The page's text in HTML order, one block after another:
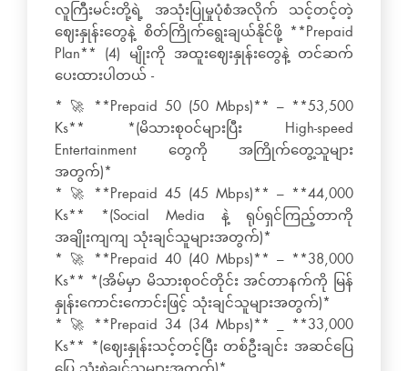
လူကြီးမင်းတို့ရဲ့ အသုံးပြုမှုပုံစံအလိုက် သင့်တင့်တဲ့
ဈေးနှုန်းတွေနဲ့ စိတ်ကြိုက်ရွေးချယ်နိုင်ဖို့ **Prepaid
Plan** (4) မျိုးကို အထူးဈေးနှုန်းတွေနဲ့ တင်ဆက်
ပေးထားပါတယ် -
* 🚀 **Prepaid 50 (50 Mbps)** – **53,500
Ks** *(မိသားစုဝင်များပြီး High-speed
Entertainment တွေကို အကြိုက်တွေ့သူများ
အတွက်)*
* 🚀 **Prepaid 45 (45 Mbps)** – **44,000
Ks** *(Social Media နဲ့ ရုပ်ရှင်ကြည့်တာကို
အချိုးကျကျ သုံးချင်သူများအတွက်)*
* 🚀 **Prepaid 40 (40 Mbps)** – **38,000
Ks** *(အိမ်မှာ မိသားစုဝင်တိုင်း အင်တာနက်ကို မြန်
နှုန်းကောင်းကောင်းဖြင့် သုံးချင်သူများအတွက်)*
* 🚀 **Prepaid 34 (34 Mbps)** _ **33,000
Ks** *(ဈေးနှုန်းသင့်တင့်ပြီး တစ်ဦးချင်း အဆင်ပြေ